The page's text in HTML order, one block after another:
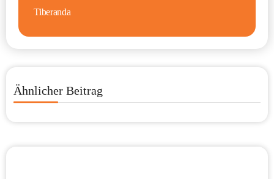
Tiberanda
Ähnlicher Beitrag